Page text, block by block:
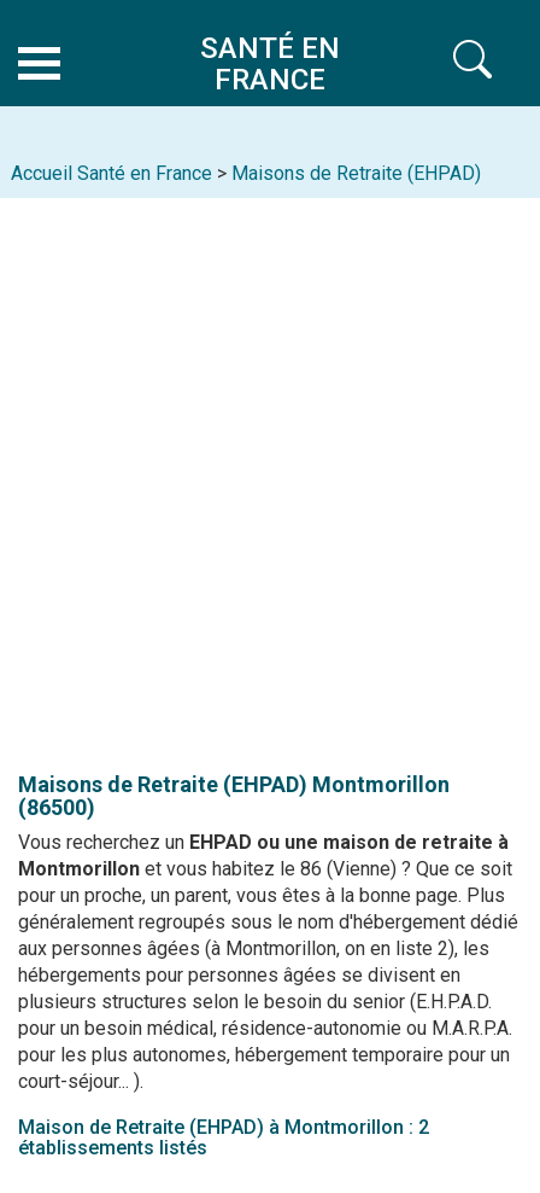
SANTÉ EN
FRANCE
Accueil Santé en France > Maisons de Retraite (EHPAD)
Maisons de Retraite (EHPAD) Montmorillon
(86500)
Vous recherchez un EHPAD ou une maison de retraite à
Montmorillon et vous habitez le 86 (Vienne) ? Que ce soit
pour un proche, un parent, vous êtes à la bonne page. Plus
généralement regroupés sous le nom d'hébergement dédié
aux personnes âgées (à Montmorillon, on en liste 2), les
hébergements pour personnes âgées se divisent en
plusieurs structures selon le besoin du senior (E.H.P.A.D.
pour un besoin médical, résidence-autonomie ou M.A.R.P.A.
pour les plus autonomes, hébergement temporaire pour un
court-séjour... ).
Maison de Retraite (EHPAD) à Montmorillon : 2
établissements listés